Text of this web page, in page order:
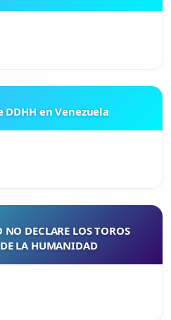
DDHH en Venezuela
NO DECLARE LOS TOROS
LA HUMANIDAD